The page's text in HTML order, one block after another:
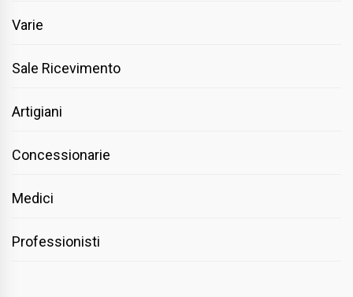
Varie
Sale Ricevimento
Artigiani
Concessionarie
Medici
Professionisti